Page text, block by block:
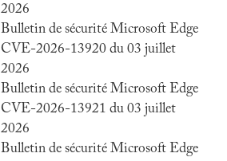
2026
Bulletin de sécurité Microsoft Edge
CVE-2026-13920 du 03 juillet
2026
Bulletin de sécurité Microsoft Edge
CVE-2026-13921 du 03 juillet
2026
Bulletin de sécurité Microsoft Edge